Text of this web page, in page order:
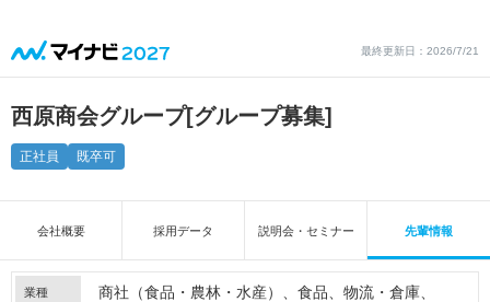
最終更新日：2026/7/21
西原商会グループ[グループ募集]
正社員 既卒可
会社概要 採用データ 説明会・セミナー 先輩情報
業種 商社（食品・農林・水産） 食品
物流・倉庫